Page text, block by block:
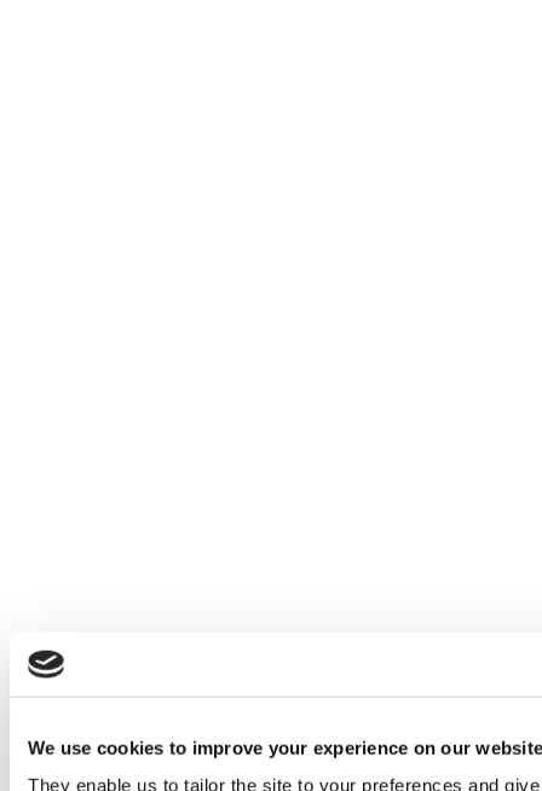
We use cookies to improve your experience on our website
They enable us to tailor the site to your preferences and